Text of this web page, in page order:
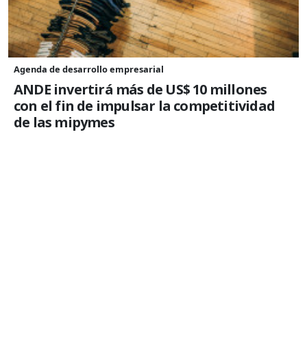
Agenda de desarrollo empresarial
ANDE invertirá más de US$ 10 millones
con el fin de impulsar la competitividad
de las mipymes